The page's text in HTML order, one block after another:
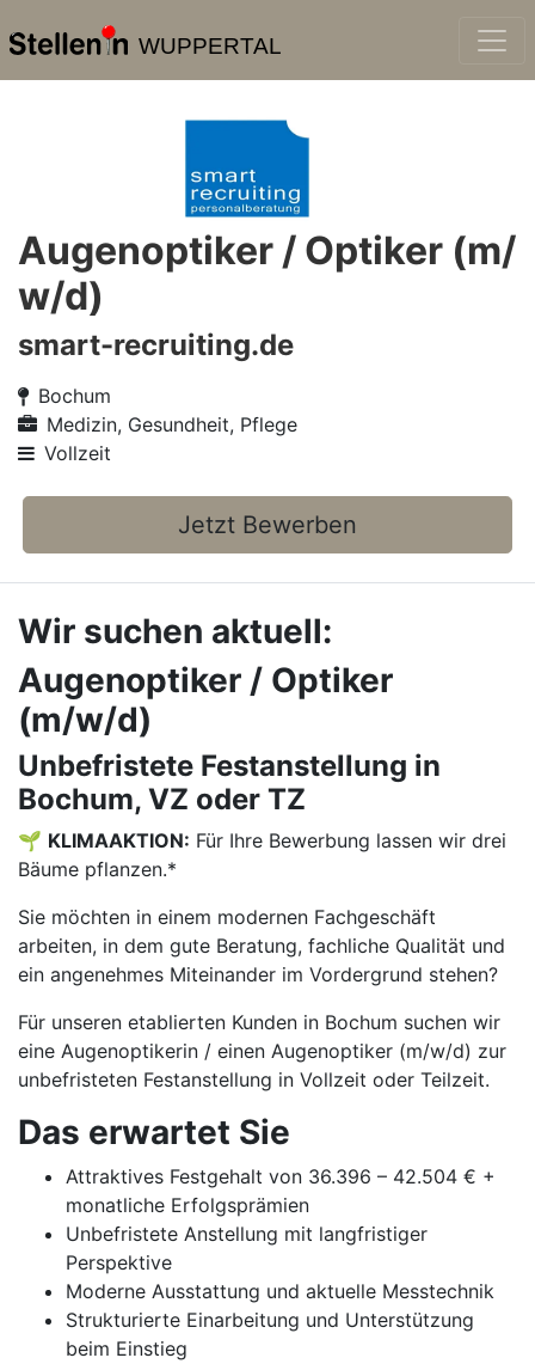
WUPPERTAL
Augenoptiker / Optiker (m/
w/d)
smart-recruiting.de
Bochum
Medizin, Gesundheit, Pflege
Vollzeit
Jetzt Bewerben
Wir suchen aktuell:
Augenoptiker / Optiker
(m/w/d)
Unbefristete Festanstellung in
Bochum, VZ oder TZ
🌱 KLIMAAKTION: Für Ihre Bewerbung lassen wir drei
Bäume pflanzen.*
Sie möchten in einem modernen Fachgeschäft
arbeiten, in dem gute Beratung, fachliche Qualität und
ein angenehmes Miteinander im Vordergrund stehen?
Für unseren etablierten Kunden in Bochum suchen wir
eine Augenoptikerin / einen Augenoptiker (m/w/d) zur
unbefristeten Festanstellung in Vollzeit oder Teilzeit.
Das erwartet Sie
Attraktives Festgehalt von 36.396 – 42.504 € +
monatliche Erfolgsprämien
Unbefristete Anstellung mit langfristiger
Perspektive
Moderne Ausstattung und aktuelle Messtechnik
Strukturierte Einarbeitung und Unterstützung
beim Einstieg